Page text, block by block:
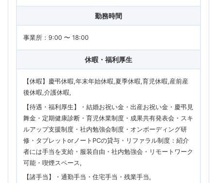
勤務時間
事業所：9:00 〜 18:00
休暇・福利厚生
【休暇】慶弔休暇,年末年始休暇,夏季休暇,育児休暇,産前産
後休暇,介護休暇
【待遇・福利厚生】・結婚お祝い金・出産お祝い金・慶弔見
舞金・定期健康診断・育児休業制度・成果共有発表会・スキ
ルアップ支援制度・社内勉強会制度・オンボーディング研
修・タブレットorノートPCの貸与・リファラル制度：紹介
者には手当を支給・服装自由・社内勉強会・リモートワーク
可能・喫煙スペース
【諸手当】・通勤手当・住宅手当・残業手当